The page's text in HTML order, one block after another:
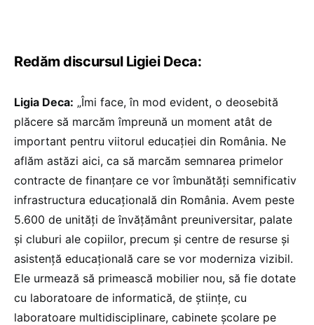
Redăm discursul Ligiei Deca:
Ligia Deca: „Îmi face, în mod evident, o deosebită
plăcere să marcăm împreună un moment atât de
important pentru viitorul educației din România. Ne
aflăm astăzi aici, ca să marcăm semnarea primelor
contracte de finanțare ce vor îmbunătăți semnificativ
infrastructura educațională din România. Avem peste
5.600 de unități de învățământ preuniversitar, palate
și cluburi ale copiilor, precum și centre de resurse și
asistență educațională care se vor moderniza vizibil.
Ele urmează să primească mobilier nou, să fie dotate
cu laboratoare de informatică, de științe, cu
laboratoare multidisciplinare, cabinete școlare pe